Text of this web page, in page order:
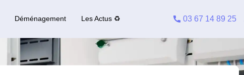
Déménagement Les Actus ♻️ 03 67 14 89 25